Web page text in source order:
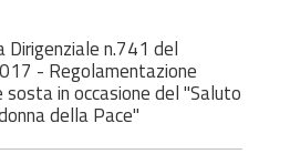
Dirigenziale n.741 del
- Regolamentazione
in occasione del "Saluto
della Pace"